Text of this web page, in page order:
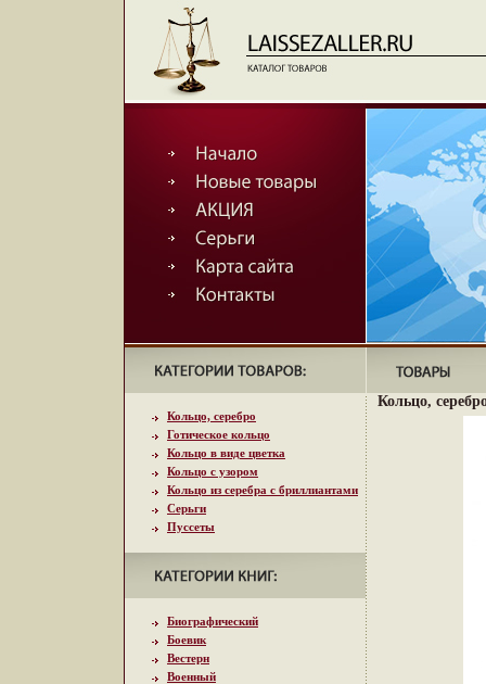
Кольцо, серебро
Готическое кольцо
Кольцо в виде цветка
Кольцо с узором
Кольцо из серебра с бриллиантами
Серьги
Пуссеты
Биографический
Боевик
Вестерн
Военный
Кольцо,